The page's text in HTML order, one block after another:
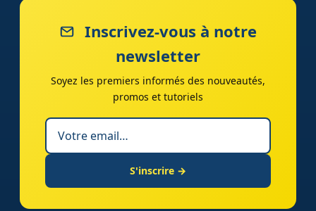
Inscrivez-vous à notre
newsletter
Soyez les premiers informés des nouveautés,
promos et tutoriels
S'inscrire →